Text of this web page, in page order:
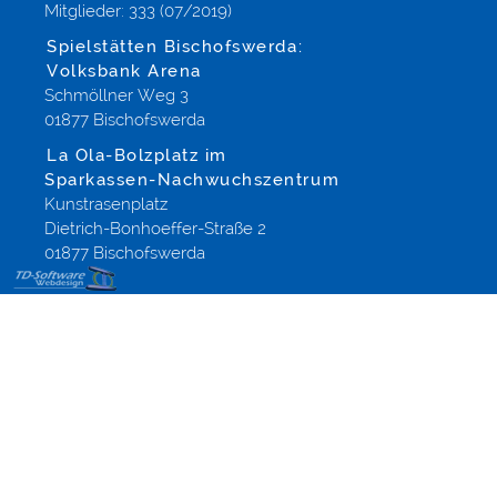
Mitglieder: 333 (07/2019)
Spielstätten Bischofswerda:
Volksbank Arena
Schmöllner Weg 3
01877 Bischofswerda
La Ola-Bolzplatz im
Sparkassen-Nachwuchszentrum
Kunstrasenplatz
Dietrich-Bonhoeffer-Straße 2
01877 Bischofswerda